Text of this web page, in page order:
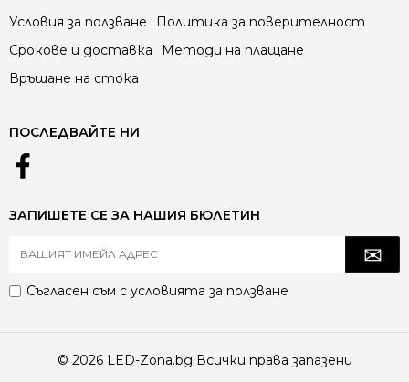
Условия за ползване
Политика за поверителност
Срокове и доставка
Методи на плащане
Връщане на стока
ПОСЛЕДВАЙТЕ НИ
ЗАПИШЕТЕ СЕ ЗА НАШИЯ БЮЛЕТИН
Съгласен съм с условията за ползване
© 2026 LED-Zona.bg Всички права запазени